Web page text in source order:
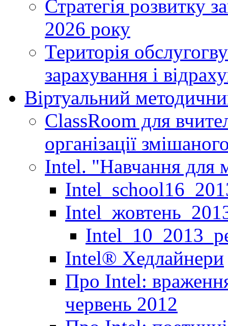
Стратегія розвитку
2026 року
Територія
зарахування і
Віртуальний
ClassRoom для
організації
Intel. "Навчання для
Іntel® Хедлайнери
Про Intel:
червень 2012